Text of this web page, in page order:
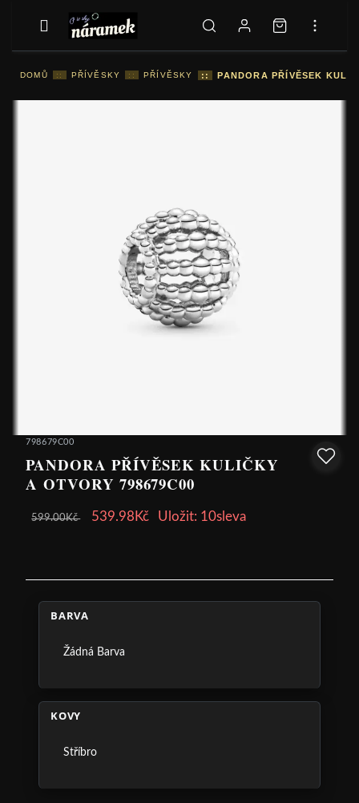
DOMŮ :: PŘÍVĚSKY :: PŘÍVĚSKY :: PANDORA PŘÍVĚSEK
798679C00
PANDORA PŘÍVĚSEK KULIČKY
A OTVORY 798679C00
599.00Kč 539.98Kč Uložit: 10sleva
BARVA
Žádná Barva
KOVY
Stříbro